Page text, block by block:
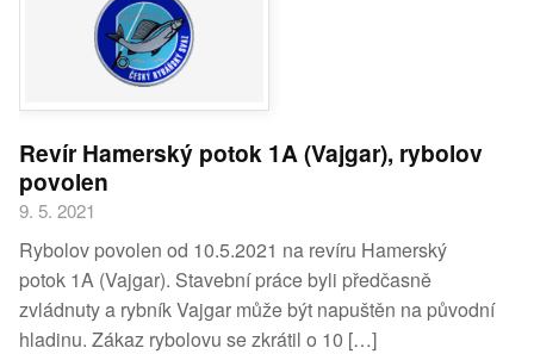
Revír Hamerský potok 1A (Vajgar), rybolov
povolen
9. 5. 2021
Rybolov povolen od 10.5.2021 na revíru Hamerský
potok 1A (Vajgar). Stavební práce byli předčasně
zvládnuty a rybník Vajgar může být napuštěn na původní
hladinu. Zákaz rybolovu se zkrátil o 10 […]